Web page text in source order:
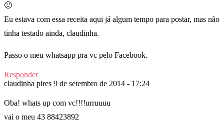
🙂
Eu estava com essa receita aqui já algum tempo para postar, mas não
tinha testado ainda, claudinha.
Passo o meu whatsapp pra vc pelo Facebook.
Responder
claudinha pires 9 de setembro de 2014 - 17:24
Oba! whats up com vc!!!!urruuuu
vai o meu 43 88423892